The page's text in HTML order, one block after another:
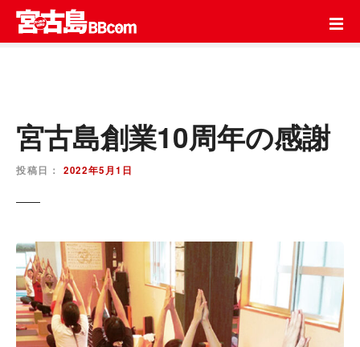
テ
宮古島創業10周年の感謝
投稿日： 2022年5月1日